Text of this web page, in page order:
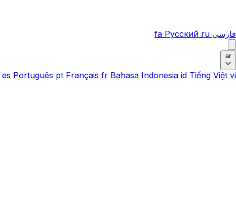
فارسی fa Русский ru
ar
es Português pt Français fr Bahasa Indonesia id Tiếng Việt vi